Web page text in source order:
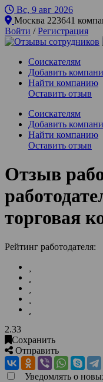
Вс, 9 авг 2026
Москва
Войти /Регистрация
Соискателям
Добавить
Найти компанию
Оставить отзыв
Соискателям
Добавить
Найти компанию
Оставить отзыв
Отзыв
торговая
Рейтинг работодателя:
2.33
Сохранить
Отправить
Уведомлять о